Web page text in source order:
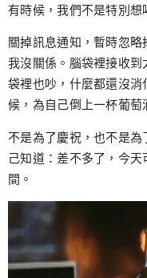
跳
主
要
內
容
有時候，我們不是特別想
關掉訊息通知，暫時忽
我沒關係。腦袋裡接收
袋裡也吵，什麼都還沒
候，為自己倒上一杯葡萄
不是為了慶祝，也不是
己知道：差不多了，今
間。